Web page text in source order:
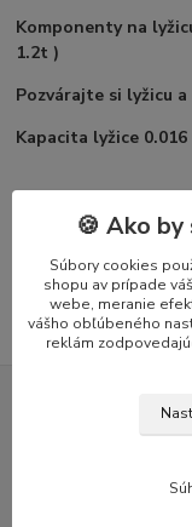
Komponenty na
1.2t )
Pozvárajte si lyžicu
Kapacita lyžice 0.016
Tovar zaradený
Lyžice KIT
🍪 Ako
Súbory cookies
shopu av prípade
webe, meranie
vášho obľúbeného
reklám